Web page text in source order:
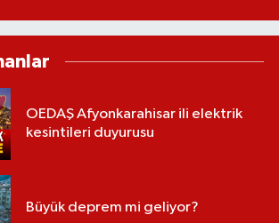
OEDAŞ Afyonkarahisar ili elektrik
kesintileri duyurusu
Büyük deprem mi geliyor?